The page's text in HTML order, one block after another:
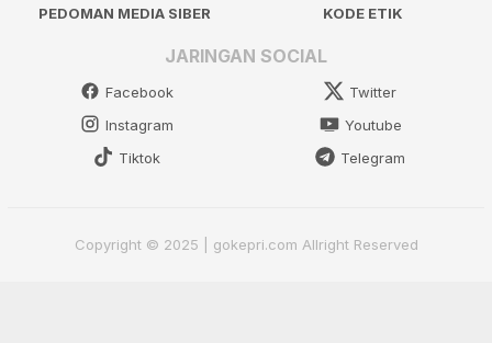
PEDOMAN MEDIA SIBER
KODE ETIK
JARINGAN SOCIAL
Facebook
Twitter
Instagram
Youtube
Tiktok
Telegram
Copyright © 2025 | gokepri.com Allright Reserved